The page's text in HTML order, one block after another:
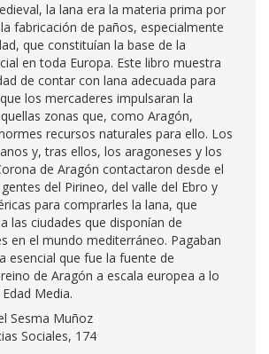
la lana era la materia prima por
fabricación de paños, especialmente
que constituían la base de la
en toda Europa. Este libro muestra
de contar con lana adecuada para
los mercaderes impulsaran la
zonas que, como Aragón,
recursos naturales para ello. Los
y, tras ellos, los aragoneses y los
de Aragón contactaron desde el
del Pirineo, del valle del Ebro y
para comprarles la lana, que
las ciudades que disponían de
en el mundo mediterráneo. Pagaban
esencial que fue la fuente de
de Aragón a escala europea a lo
Media.
Sesma Muñoz
Sociales, 174